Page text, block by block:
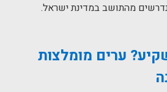
מהתושב במדינת ישראל.
? ערים מומלצות